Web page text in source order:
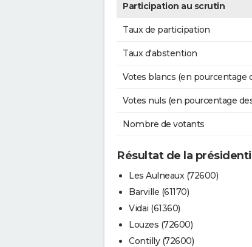
Participation au scrutin
Taux de participation
Taux d'abstention
Votes blancs (en pourcentage
Votes nuls (en pourcentage
Nombre de votants
Résultat de la
Les Aulneaux (72600)
Barville (61170)
Vidai (61360)
Louzes (72600)
Contilly (72600)